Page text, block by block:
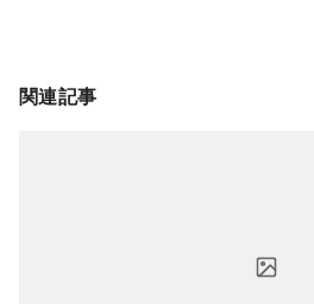
関連記事